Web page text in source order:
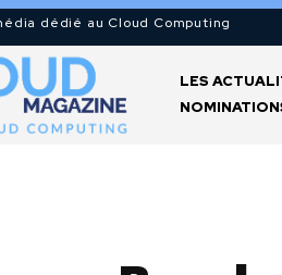
dédié au Cloud Computing
LES